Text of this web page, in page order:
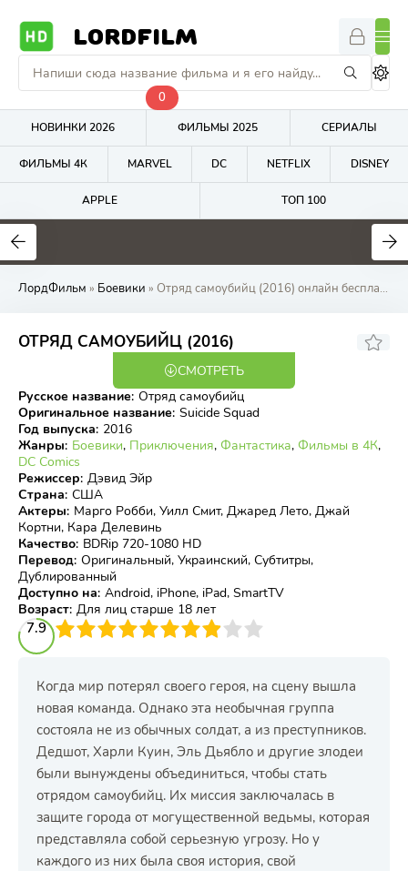
LORDFILM
НОВИНКИ 2026
0
ФИЛЬМЫ 2025 СЕРИАЛЫ
ФИЛЬМЫ 4К MARVEL DC NETFLIX DISNEY
APPLE ТОП 100
7.6
ЛордФильм » Боевики » Отряд самоубийц (2016) онлайн бесплатно на LordFilm
ОТРЯД САМОУБИЙЦ (2016)
6.09 5.9
СМОТРЕТЬ
Русское название: Отряд самоубийц
Оригинальное название: Suicide Squad
Год выпуска: 2016
Жанры: Боевики, Приключения, Фантастика, Фильмы в 4К,
DC Comics
Режиссер: Дэвид Эйр
Страна: США
Актеры: Марго Робби, Уилл Смит, Джаред Лето, Джай
Кортни, Кара Делевинь
Качество: BDRip 720-1080 HD
Перевод: Оригинальный, Украинский, Субтитры,
Дублированный
Доступно на: Android, iPhone, iPad, SmartTV
Возраст: Для лиц старше 18 лет
7.9
4 5 6 7 8 9 10
Когда мир потерял своего героя, на сцену вышла
новая команда. Однако эта необычная группа
состояла не из обычных солдат, а из преступников.
Дедшот, Харли Куин, Эль Дьябло и другие злодеи
были вынуждены объединиться, чтобы стать
отрядом самоубийц. Их миссия заключалась в
защите города от могущественной ведьмы, которая
представляла собой серьезную угрозу. Но у
каждого из них была своя история, свой